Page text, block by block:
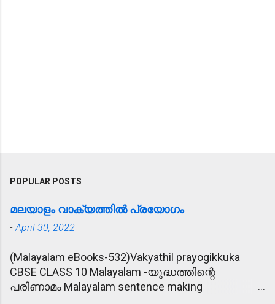
POPULAR POSTS
മലയാളം വാക്യത്തിൽ പ്രയോഗം
-April 30, 2022
(Malayalam eBooks-532)Vakyathil prayogikkuka
CBSE CLASS 10 Malayalam -യുദ്ധത്തിന്റെ
പരിണാമം Malayalam sentence making